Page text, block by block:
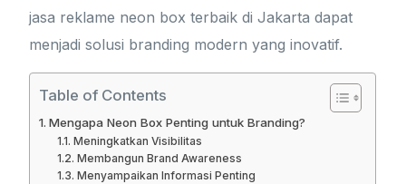
jasa reklame neon box terbaik di Jakarta dapat
menjadi solusi branding modern yang inovatif.
Table of Contents
Mengapa Neon Box Penting untuk Branding?
Meningkatkan Visibilitas
Membangun Brand Awareness
Menyampaikan Informasi Penting